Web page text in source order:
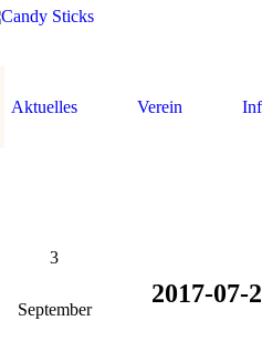
Aktuelles Verein
3
September
2017-07-